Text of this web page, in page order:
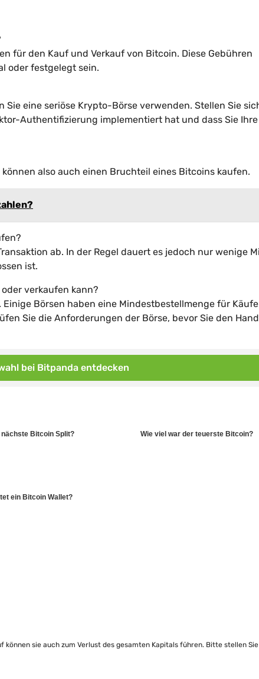
für den Kauf und Verkauf von Bitcoin. Diese Gebühren
oder festgelegt sein.
eine seriöse Krypto-Börse verwenden. Stellen Sie
Authentifizierung implementiert hat und dass Sie Ihre
also auch einen Bruchteil eines Bitcoins kaufen.
ab. In der Regel dauert es jedoch nur wenige
ist.
verkaufen kann?
Börsen haben eine Mindestbestellmenge für
Sie die Anforderungen der Börse, bevor Sie den
bei Bitpanda entdecken
Bitcoin Split? Wie viel war der teuerste Bitcoin?
ein Bitcoin Wallet?
sie auch zum Verlust des gesamten Kapitals führen. Bitte stellen